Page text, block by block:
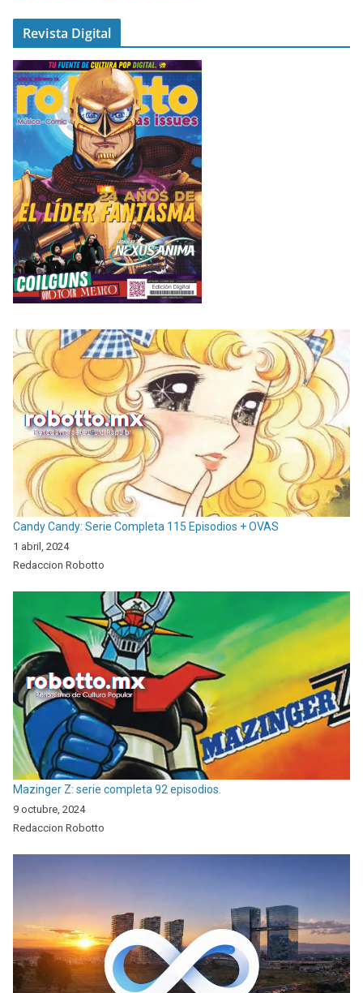
Revista Digital
Candy Candy: Serie Completa 115 Episodios + OVAS
1 abril, 2024
Redaccion Robotto
Mazinger Z: serie completa 92 episodios.
9 octubre, 2024
Redaccion Robotto